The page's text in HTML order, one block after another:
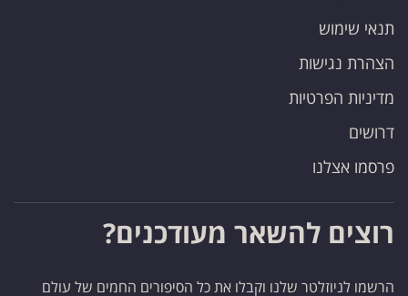
תנאי שימוש
הצהרת נגישות
מדיניות הפרטיות
דרושים
פרסמו אצלנו
רוצים להשאר מעודכנים?
הרשמו לניוזלטר שלנו וקבלו את כל הסיפורים החמים של עולם